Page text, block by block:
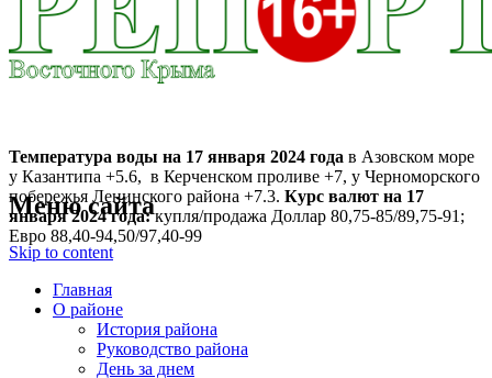
Температура воды на 17 января 2024 года в Азовском море
у Казантипа +5.6, в Керченском проливе +7, у Черноморского
побережья Ленинского района +7.3. Курс валют на 17
января 2024 года:купля/продажа Доллар 80,75-85/89,75-91;
Евро 88,40-94,50/97,40-99
Меню сайта
Skip to content
Главная
О районе
История района
Руководство района
День за днем